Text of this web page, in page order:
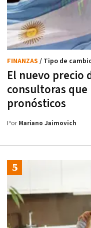
El nuevo precio
consultoras que
pronósticos
FINANZAS / Tipo de
PorMariano Jaimovich